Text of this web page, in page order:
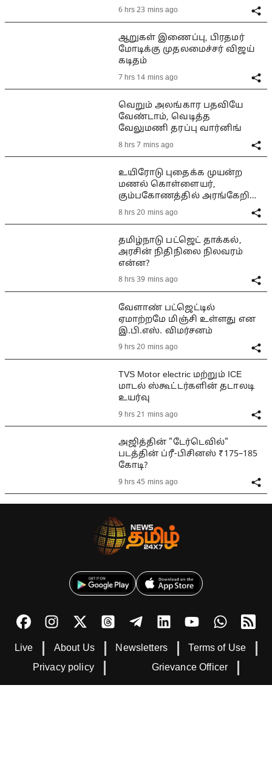
6 hrs 23 mins ago
ஆறுகள் இணைப்பு, பிரதமர்
மோடிக்கு முதலமைச்சர் விஜய்
கடிதம்
7 hrs 14 mins ago
வெறும் அலங்கார பதவியே
வேண்டாம், வெடித்த
வேலுமணி தரப்பு வார்னிங்
8 hrs 7 mins ago
உயிரோடு புதைக்க முயன்ற
மணல் கொள்ளையர்,
கும்பகோணத்தில் அரங்கேறிய
பயங்கரம்
8 hrs 20 mins ago
தமிழ்நாடு பட்ஜெட் தாக்கல்,
அரசின் நிதிநிலை நிலவரம்
என்ன?
8 hrs 39 mins ago
வேளாண் பட்ஜெட்டில்
ஏமாற்றமே மிஞ்சி உள்ளது என
இ.பி.எஸ். விமர்சனம்
9 hrs 20 mins ago
TVS Motor electric மற்றும் ICE
மாடல் ஸ்கூட்டர்களின் தடாலடி
உயர்வு
9 hrs 21 mins ago
அஜித்தின் "டேர்டெவில்"
படத்தின் ப்ரீ-பிசினஸ் ₹175–185
கோடி?
9 hrs 45 mins ago
Live About Us Newsletters
Terms of Use
Privacy policy
Grievance Officer